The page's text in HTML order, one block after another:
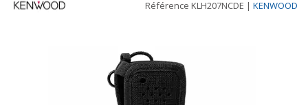
Référence KLH207NCDE | KENWOOD